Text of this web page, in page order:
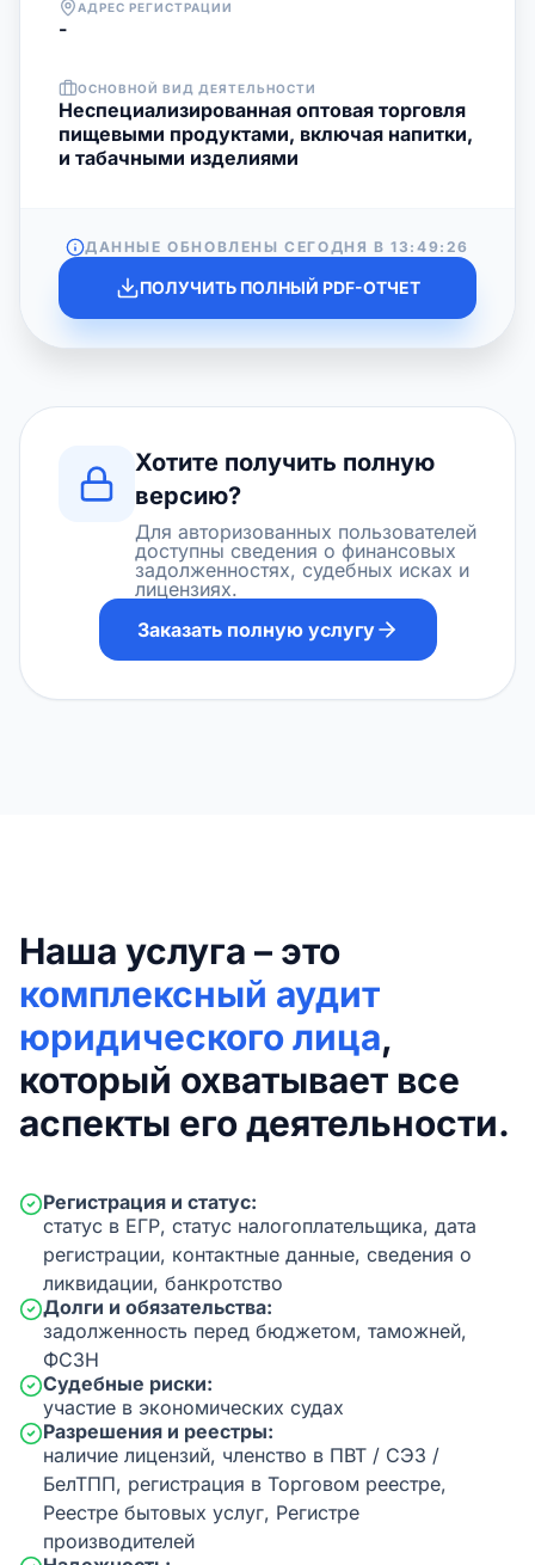
АДРЕС РЕГИСТРАЦИИ
-
ОСНОВНОЙ ВИД ДЕЯТЕЛЬНОСТИ
Неспециализированная оптовая торговля
пищевыми продуктами, включая напитки,
и табачными изделиями
ДАННЫЕ ОБНОВЛЕНЫ СЕГОДНЯ В13:49:26
ПОЛУЧИТЬ ПОЛНЫЙ PDF-ОТЧЕТ
Хотите получить полную
версию?
Для авторизованных пользователей
доступны сведения о финансовых
задолженностях, судебных исках и
лицензиях.
Заказать полную услугу
Наша услуга – это
комплексный аудит
юридического лица,
который охватывает все
аспекты его деятельности.
Регистрация и статус:
статус в ЕГР, статус налогоплательщика, дата
регистрации, контактные данные, сведения о
ликвидации, банкротство
Долги и обязательства:
задолженность перед бюджетом, таможней,
ФСЗН
Судебные риски:
участие в экономических судах
Разрешения и реестры:
наличие лицензий, членство в ПВТ / СЭЗ /
БелТПП, регистрация в Торговом реестре,
Реестре бытовых услуг, Регистре
производителей